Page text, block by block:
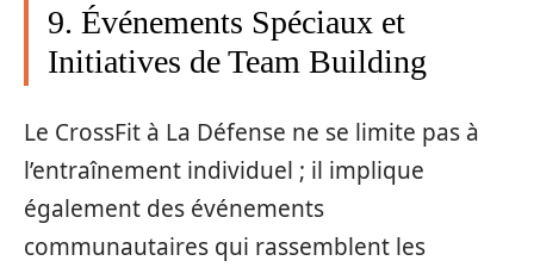
9. Événements Spéciaux et
Initiatives de Team Building
Le CrossFit à La Défense ne se limite pas à
l’entraînement individuel ; il implique
également des événements
communautaires qui rassemblent les